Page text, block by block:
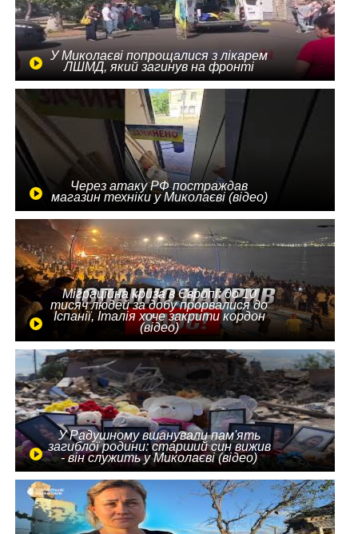
У Миколаєві попрощалися з лікарем
ЛШМД, який загинув на фронті
Через атаку РФ постраждав
магазин техніки у Миколаєві (відео)
Міграційна криза в Європі: до 10
тисяч людей за добу прорвалися до
Іспанії, Італія хоче закрити кордон
(відео)
У Радушному вшанували пам'ять
загиблої родини: старший син вижив
- він служить у Миколаєві (відео)